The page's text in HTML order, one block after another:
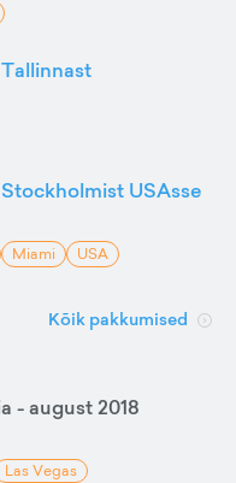
USAsse
Miami USA
Kõik pakkumised
- august 2018
Las Vegas